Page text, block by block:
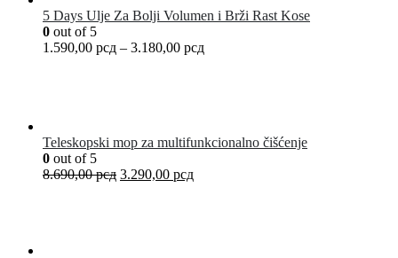
5 Days Ulje Za Bolji Volumen i Brži Rast Kose
0 out of 5
1.590,00 рсд – 3.180,00 рсд
Teleskopski mop za multifunkcionalno čišćenje
0 out of 5
8.690,00рсд 3.290,00 рсд